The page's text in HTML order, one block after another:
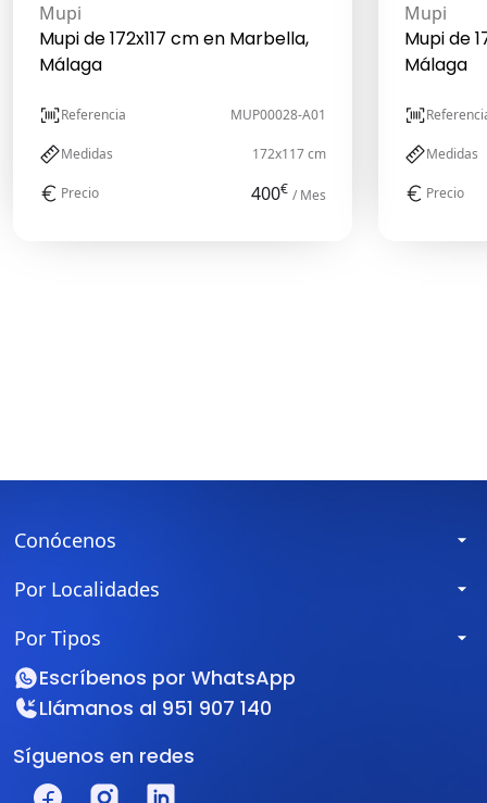
Mupi
Mupi de 172x117 cm en Marbella,
Málaga
Referencia MUP00028-A01
Medidas 172x117 cm
Precio 400€ / Mes
Mupi
Mupi de
Málaga
Medidas
Precio
Conócenos
Por Localidades
Por Tipos
Escríbenos por WhatsApp
Llámanos al 951 907 140
Síguenos en redes